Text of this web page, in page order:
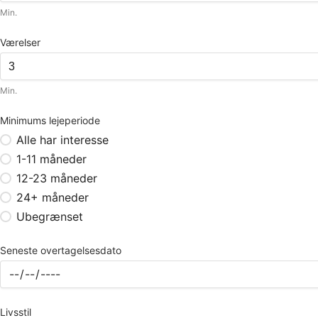
Min.
Værelser
Min.
Minimums lejeperiode
Alle har interesse
1-11 måneder
12-23 måneder
24+ måneder
Ubegrænset
Seneste overtagelsesdato
Livsstil